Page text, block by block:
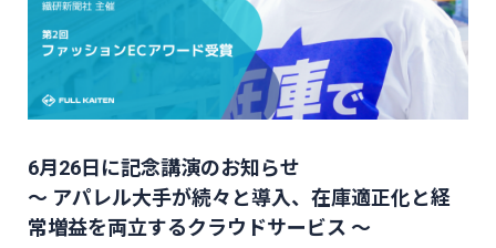
6月26日に記念講演のお知らせ
〜 アパレル大手が続々と導入、在庫適正化と経
常増益を両立するクラウドサービス 〜